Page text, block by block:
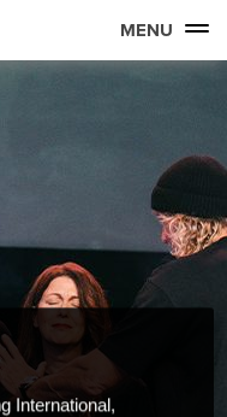
MENU
International,